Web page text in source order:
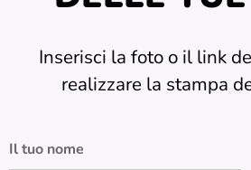
Inserisci la foto o il link
realizzare la stampa
Il tuo nome